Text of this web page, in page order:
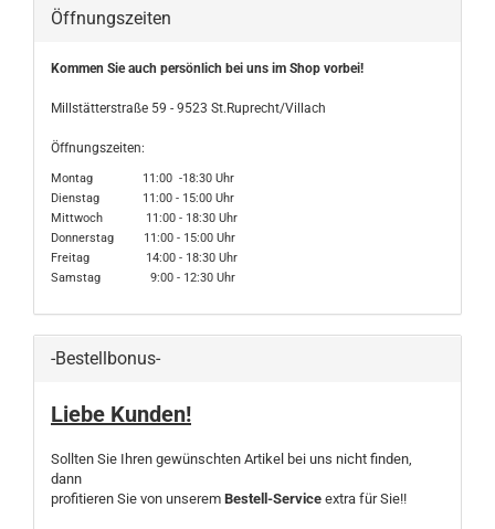
Öffnungszeiten
Kommen Sie auch persönlich bei uns im Shop vorbei!
Millstätterstraße 59 - 9523 St.Ruprecht/Villach
Öffnungszeiten:
Montag 11:00 -18:30 Uhr
Dienstag 11:00 - 15:00 Uhr
Mittwoch 11:00 - 18:30 Uhr
Donnerstag 11:00 - 15:00 Uhr
Freitag 14:00 - 18:30 Uhr
Samstag 9:00 - 12:30 Uhr
-Bestellbonus-
Liebe Kunden!
Sollten Sie Ihren gewünschten Artikel bei uns nicht finden,
dann
profitieren Sie von unserem Bestell-Service extra für Sie!!